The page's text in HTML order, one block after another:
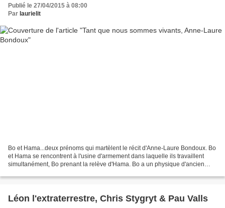
Publié le 27/04/2015 à 08:00
Par laurielit
Bo et Hama...deux prénoms qui martèlent le récit d'Anne-Laure Bondoux. Bo
et Hama se rencontrent à l'usine d'armement dans laquelle ils travaillent
simultanément, Bo prenant la relève d'Hama. Bo a un physique d'ancien
Léon l'extraterrestre, Chris Stygryt & Pau Valls